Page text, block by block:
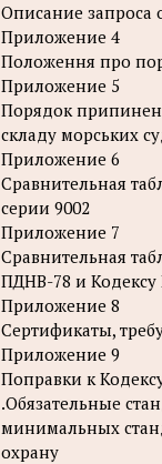
Описание запроса
Приложение 4
Положення про
Приложение 5
Порядок
складу морських
Приложение 6
Сравнительная
серии 9002
Приложение 7
Сравнительная
ПДНВ-78 и
Приложение 8
Сертификаты,
Приложение 9
Поправки к
.Обязательные
минимальных
охрану